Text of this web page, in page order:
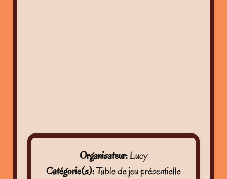
Organisateur:Lucy
Catégorie(s):Table de jeu présentielle